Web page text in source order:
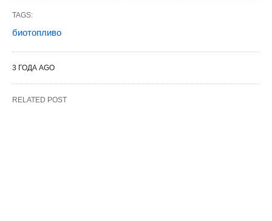
TAGS:
биотопливо
3 ГОДА AGO
RELATED POST